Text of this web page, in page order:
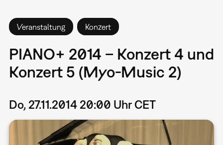
Veranstaltung Konzert
PIANO+ 2014 – Konzert 4 und
Konzert 5 (Myo-Music 2)
Do, 27.11.2014 20:00 Uhr CET